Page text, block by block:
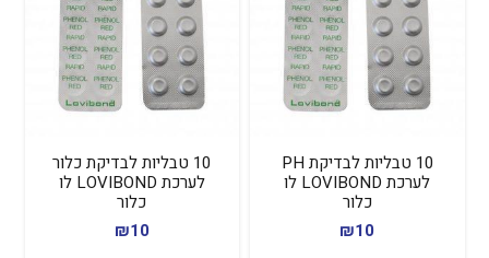
10 טבליות לבדיקת PH
לערכת LOVIBOND לו
כלור
₪10
10 טבליות לבדיקת כלור
לערכת LOVIBOND לו
כלור
₪10